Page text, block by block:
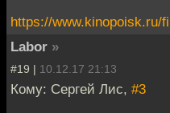
https://www.kinopoisk.ru/
Labor »
#19 | 10.12.17 21:13
Кому: Сергей Лис, #3